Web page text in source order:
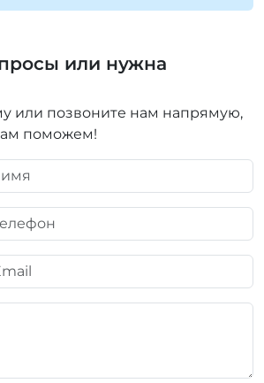
или нужна
или позвоните нам напрямую,
поможем!